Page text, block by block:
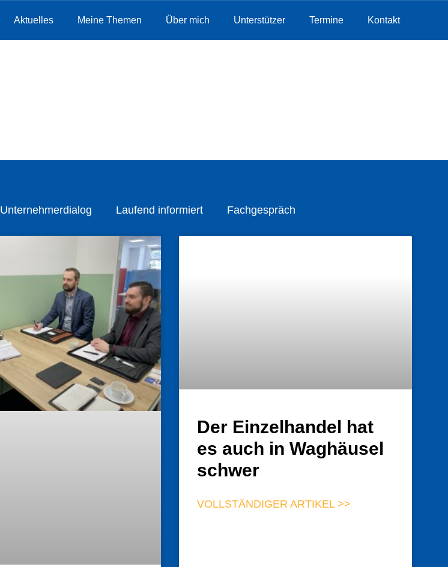
Aktuelles Meine Themen Über mich Unterstützer Termine Kontakt
Unternehmerdialog Laufend informiert Fachgespräch
Der Einzelhandel hat
es auch in Waghäusel
schwer
VOLLSTÄNDIGER ARTIKEL >>